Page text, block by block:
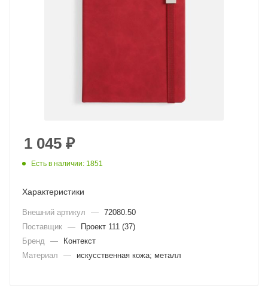
1 045 ₽
Есть в наличии: 1851
Характеристики
Внешний артикул — 72080.50
Поставщик —
Проект 111 (37)
Бренд
—
Контекст
Материал
— искусственная кожа; металл